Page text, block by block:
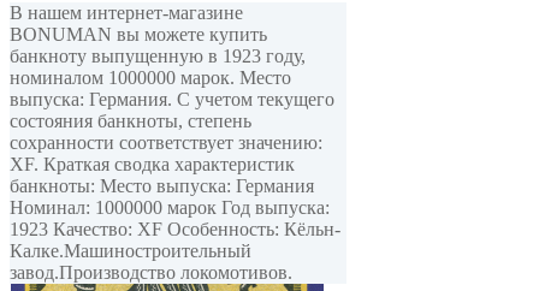
В нашем интернет-магазине
BONUMAN вы можете купить
банкноту выпущенную в 1923 году,
номиналом 1000000 марок. Место
выпуска: Германия. С учетом текущего
состояния банкноты, степень
сохранности соответствует значению:
XF. Краткая сводка характеристик
банкноты: Место выпуска: Германия
Номинал: 1000000 марок Год выпуска:
1923 Качество: XF Особенность: Кёльн-
Калке.Машиностроительный
завод.Производство локомотивов.